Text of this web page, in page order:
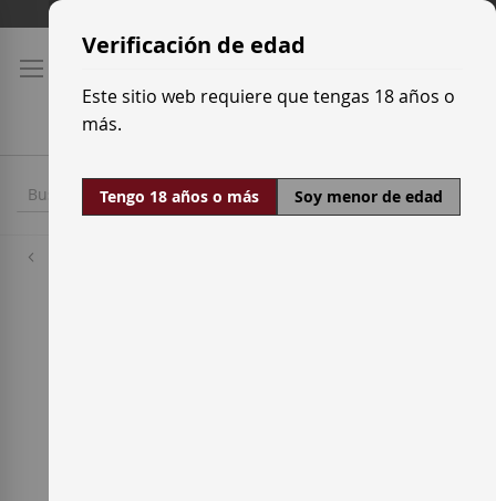
contenido
Verificación de edad
Este sitio web requiere que tengas 18 años o
más.
Tengo 18 años o más Soy menor de edad